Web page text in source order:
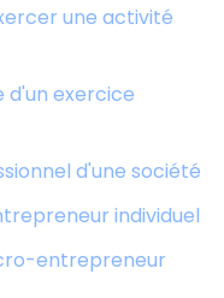
une activité
d'un exercice
d'une société
individuel
entrepreneur